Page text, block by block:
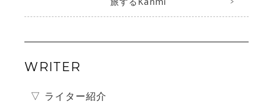
WRITER
▽ ライター紹介